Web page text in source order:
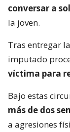
conversar a
la joven.
Tras entregar
imputado
víctima para
Bajo estas
más de dos
a agresiones